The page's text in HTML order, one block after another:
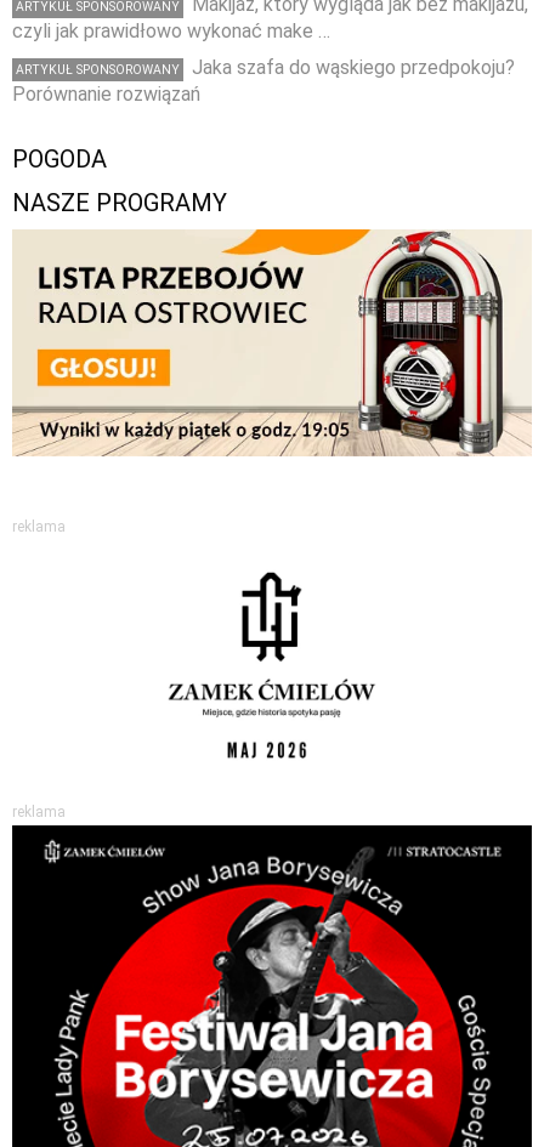
ARTYKUŁ SPONSOROWANY
Makijaż, który wygląda jak bez makijażu,
czyli jak prawidłowo wykonać make …
ARTYKUŁ SPONSOROWANY
Jaka szafa do wąskiego przedpokoju?
Porównanie rozwiązań
POGODA
NASZE PROGRAMY
reklama
reklama